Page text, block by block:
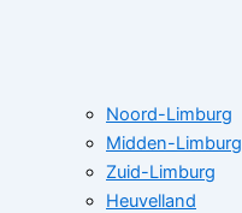
Noord-Limburg
Midden-Limburg
Zuid-Limburg
Heuvelland